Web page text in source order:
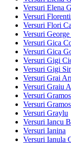
Versuri Elena
Versuri
Versuri Flori
Versuri
Versuri Gica
Versuri Gica
Versuri Gigi
Versuri Gigi
Versuri Grai
Versuri Graiu
Versuri
Versuri
Versuri Graylu
Versuri Iancu
Versuri Ianina
Versuri Ianula